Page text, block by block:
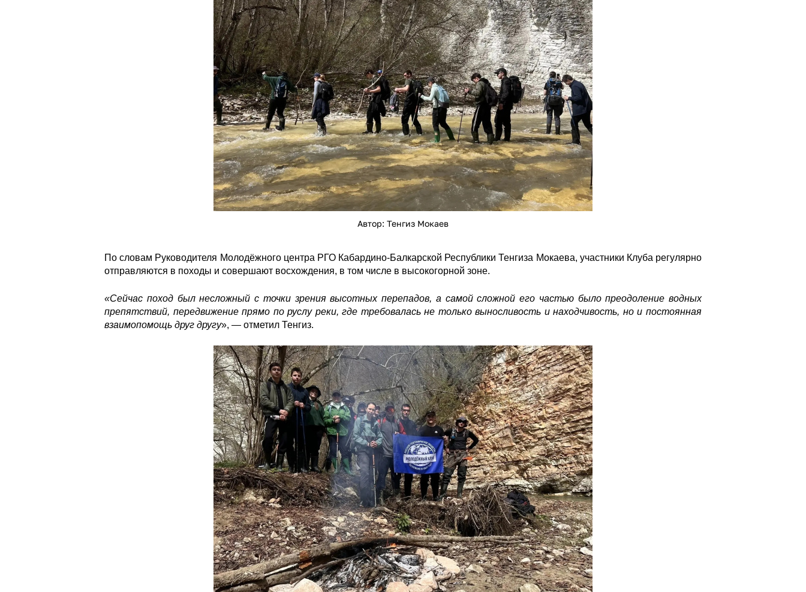
Автор: Тенгиз Мокаев
По словам Руководителя Молодёжного центра РГО Кабардино-Балкарской Республики Тенгиза Мокаева, участники Клуба регулярно
отправляются в походы и совершают восхождения, в том числе в высокогорной зоне.
«Сейчас поход был несложный с точки зрения высотных перепадов, а самой сложной его частью было преодоление водных
препятствий, передвижение прямо по руслу реки, где требовалась не только выносливость и находчивость, но и постоянная
взаимопомощь друг другу», — отметил Тенгиз.
Поход в верховья реки Хеу